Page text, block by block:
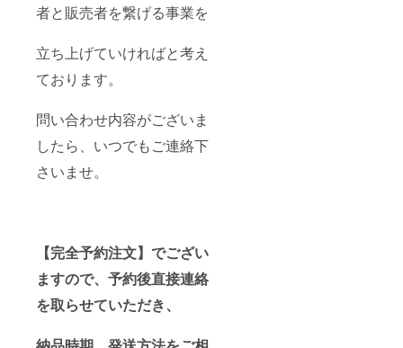
者と販売者を繋げる事業を
立ち上げていければと考え
ております。
問い合わせ内容がございま
したら、いつでもご連絡下
さいませ。
【完全予約注文】でござい
ますので、予約後直接連絡
を取らせていただき、